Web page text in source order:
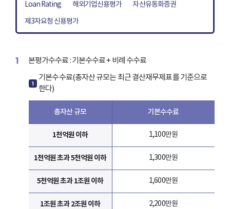
Loan Rating 해외기업신용평가 자산유동화증권
제3자요청 신용평가
1 본평가수수료 : 기본수수료 + 비례 수수료
1
기본수수료(총자산 규모는 최근 결산재무제표를 기준으로
한다)
총자산 규모 기본수수료
1천억원 이하 1,100만원
1천억원 초과 5천억원 이하 1,300만원
5천억원 초과 1조원 이하 1,600만원
1조원 초과 2조원 이하 2,200만원